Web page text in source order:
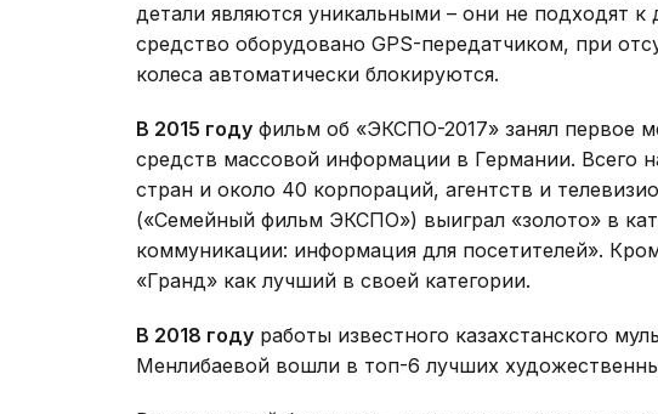
детали являются уникальными – они не подходят
средство оборудовано GPS-передатчиком, при
колеса автоматически блокируются.
В 2015 году фильм об «ЭКСПО-2017» занял первое
средств массовой информации в Германии. Всего
стран и около 40 корпораций, агентств и
(«Семейный фильм ЭКСПО») выиграл «золото» в
коммуникации: информация для посетителей».
«Гранд» как лучший в своей категории.
В 2018 году работы известного казахстанского
Менлибаевой вошли в топ-6 лучших